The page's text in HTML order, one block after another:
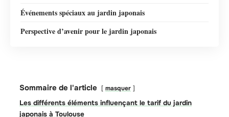
Événements spéciaux au jardin japonais
Perspective d’avenir pour le jardin japonais
Sommaire de l'article masquer
Les différents éléments influençant le tarif du jardin
japonais à Toulouse